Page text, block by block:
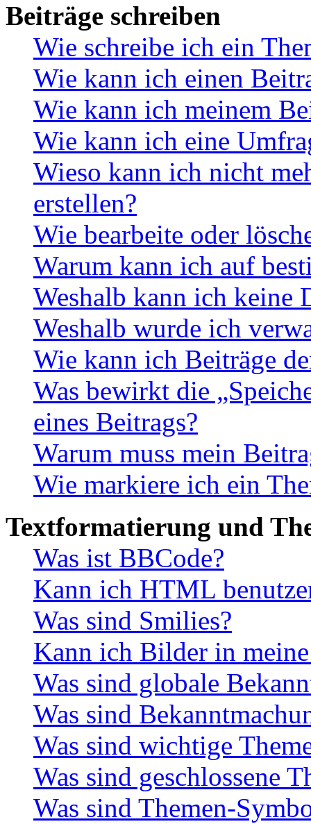
Beiträge schreiben
Wie schreibe ich ein
Wie kann ich einen
Wie kann ich meinem
Wie kann ich eine
Wieso kann ich nicht
erstellen?
Wie bearbeite oder
Warum kann ich auf
Weshalb kann ich keine
Weshalb wurde ich
Wie kann ich Beiträge
Was bewirkt die
eines Beitrags?
Warum muss mein
Wie markiere ich ein
Textformatierung und
Was ist BBCode?
Kann ich HTML
Was sind Smilies?
Kann ich Bilder in
Was sind globale
Was sind
Was sind wichtige
Was sind geschlossene
Was sind Themen-